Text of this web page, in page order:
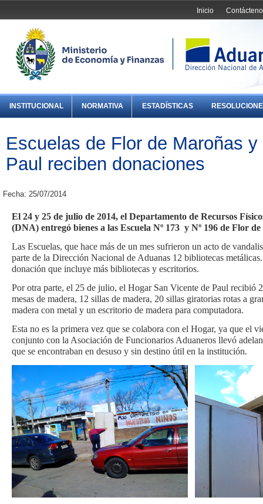
Inicio
INSTITUCIONAL NORMATIVA ESTADÍSTICAS
Escuelas de Flor de Maroñas
Paul reciben donaciones
Fecha: 25/07/2014
El 24 y 25 de julio de 2014, el Departamento de Recursos
(DNA) entregó bienes a las Escuela Nº 173 y Nº 196 de Flor
Las Escuelas, que hace más de un mes sufrieron un acto de
parte de la Dirección Nacional de Aduanas 12 bibliotecas
donación que incluye más bibliotecas y escritorios.
Por otra parte, el 25 de julio, el Hogar San Vicente de Paul recibió
mesas de madera, 12 sillas de madera, 20 sillas giratorias rotas a
madera con metal y un escritorio de madera para computadora.
Esta no es la primera vez que se colabora con el Hogar, ya que el
conjunto con la Asociación de Funcionarios Aduaneros llevó
que se encontraban en desuso y sin destino útil en la institución.